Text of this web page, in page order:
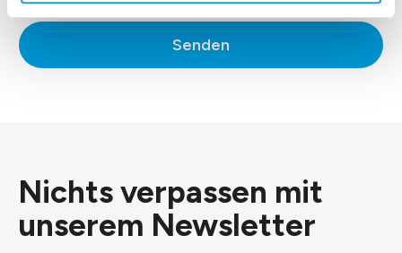
Senden
Nichts verpassen mit
unserem Newsletter